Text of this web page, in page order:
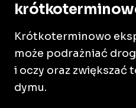
Krótkoterminowo
może podrażniać
i oczy oraz zwiększać
dymu.